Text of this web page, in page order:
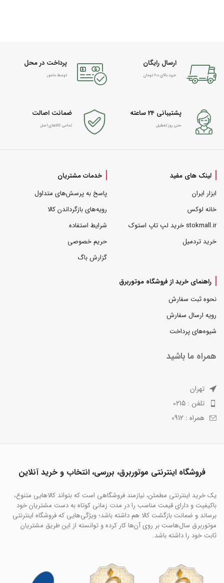
ارسال رایگان
خرید بالای 600 تومان
پرداخت در محل
توسط مامور
پشتیبانی 24 ساعته
حتی روز تعطیل
ضمانت اصالت
تمامی کالاهای اصل
لینک های مفید
ابزار ایران
خانه لوکس
stokmall.ir خرید لپ تاپ استوک
خرید تردمیل
خدمات مشتریان
پاسخ به پرسش‌های متداول
رویه‌های بازگرداندن کالا
شرایط استفاده
حریم خصوصی
گزارش باگ
راهنمای خرید از فروشگاه موتوربرق
نحوه ثبت سفارش
رویه ارسال سفارش
شیوه‌های پرداخت
همراه ما باشید
تهران
تلفن : 0215
همراه : 0912
فروشگاه اینترنتی موتوربرق، بررسی، انتخاب و خرید آنلاین
یک خرید اینترنتی مطمئن، نیازمند فروشگاهی است که بتواند کالاهایی متنوع،
باکیفیت و دارای قیمت مناسب را در مدت زمانی کوتاه به دست مشتریان خود
برساند و ضمانت بازگشت کالا هم داشته باشد؛ ویژگی‌هایی که فروشگاه اینترنتی
موتوربرق سال‌هاست بر روی آن‌ها کار کرده و توانسته از این طریق مشتریان
ثابت خود را داشته باشد.